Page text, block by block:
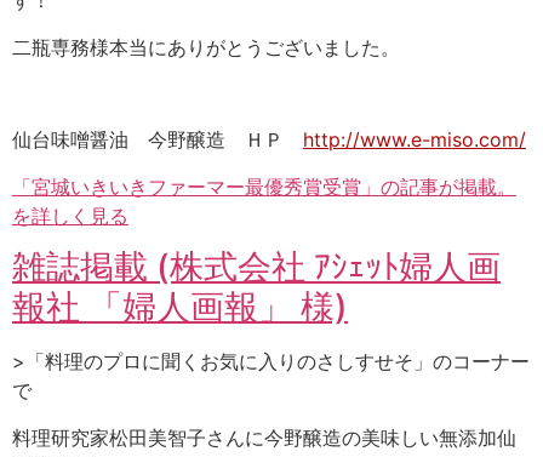
二瓶専務様本当にありがとうございました。
仙台味噌醤油 今野醸造 ＨＰ http://www.e-miso.com/
「宮城いきいきファーマー最優秀賞受賞」の記事が掲載。
を詳しく見る
雑誌掲載 (株式会社 ｱｼｪｯﾄ婦人画
報社 「婦人画報」 様)
>「料理のプロに聞くお気に入りのさしすせそ」のコーナー
で
料理研究家松田美智子さんに今野醸造の美味しい無添加仙